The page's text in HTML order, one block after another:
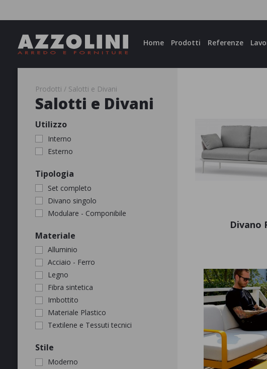
Home Prodotti Referenze
Prodotti Salotti e Divani
Salotti e Divani
Utilizzo
Interno
Esterno
Tipologia
Set completo
Divano singolo
Modulare - Componibile
Materiale
Alluminio
Acciaio - Ferro
Legno
Fibra sintetica
Imbottito
Materiale Plastico
Textilene e Tessuti tecnici
Stile
Moderno
Divano